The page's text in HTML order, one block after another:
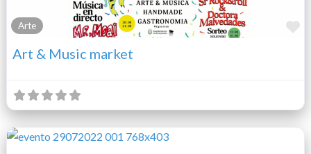
Arte
Art & Music market